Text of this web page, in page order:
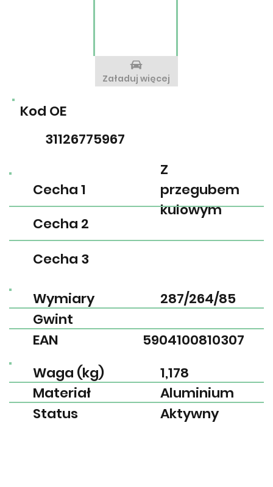
EAN
Gwint
Wymiary
5904100810307
287/264/85
Waga (kg)
Materiał
Status
1,178
Aluminium
Aktywny
Cecha 1
Cecha 2
Cecha 3
Z
przegubem
kulowym
Kod OE
31126775967
Załaduj więcej